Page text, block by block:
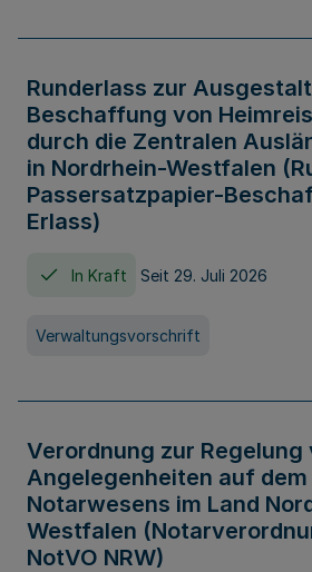
Runderlass zur
Beschaffung von
durch die Zentralen
in Nordrhein-Westfalen
Passersatzpapier-
Erlass)
In Kraft Seit 29. Juli 2026
Verwaltungsvorschrift
Verordnung zur Regelung
Angelegenheiten auf dem
Notarwesens im Land
Westfalen
NotVO NRW)